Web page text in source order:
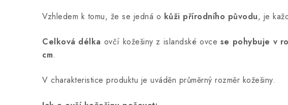
Vzhledem k tomu, že se jedná o kůži přírodního původu, je
Celková délka ovčí kožešiny z islandské ovce se pohybuje v
cm.
V charakteristice produktu je uváděn průměrný rozměr kožešiny.